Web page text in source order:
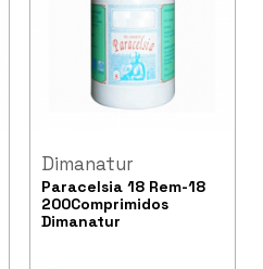
Dimanatur
Paracelsia 18 Rem-18
200Comprimidos
Dimanatur